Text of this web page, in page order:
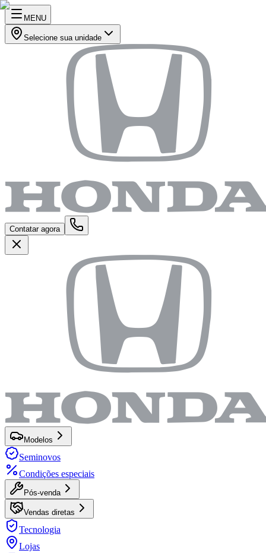
MENU
Selecione sua unidade
Contatar agora
Modelos
Seminovos
Condições especiais
Pós-venda
Vendas diretas
Tecnologia
Lojas